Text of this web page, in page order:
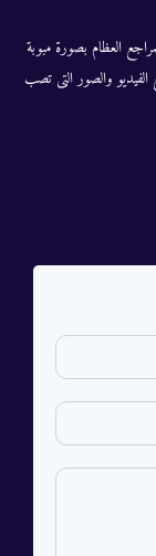
العظام بصورة مبوبة
الفيديو والصور التى تصب